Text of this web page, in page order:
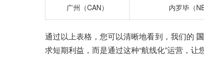
广州（CAN） 内罗毕（
通过以上表格，您可以清晰地看到，我们的
求短期利益，而是通过这种“航线化”运营，让